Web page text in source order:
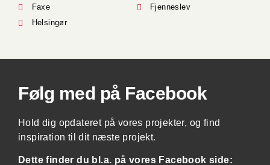
Faxe
Fjenneslev
Helsingør
Følg med på Facebook
Hold dig opdateret på vores projekter, og find
inspiration til dit næste projekt.
Dette finder du bl.a. på vores Facebook side: